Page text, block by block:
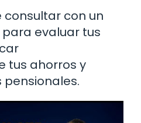
con un
evaluar tus
tus ahorros y
pensionales.